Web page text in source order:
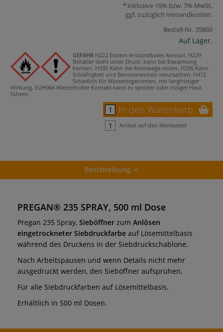
inklusive 19% bzw. 7% MwSt,
ggf. zuzüglich Versandkosten.
Bestell-Nr. 35860
Auf Lager.
GEFAHR H222 Extrem entzündbares Aerosol. H229
Behälter steht unter Druck: kann bei Erwärmung
bersten. H335 Kann die Atemwege reizen. H336 Kann
Schläfrigkeit und Benommenheit verursachen. H412
Schädlich für Wasserorganismen, mit langfristiger
Wirkung. EUH066 Wiederholter Kontakt kann zu spröder oder rissiger Haut
führen.
In den Warenkorb
Artikel auf den Merkzettel
Beschreibung
PREGAN® 235 SPRAY, 500 ml Dose
Pregan 235 Spray, Sieböffner zum Anlösen
eingetrockneter Siebdruckfarbe auf Lösemittelbasis
während des Druckens in der Siebdruckschablone.
Nach Arbeitspausen und wenn Details nicht mehr
ausgedruckt werden, den Sieböffner aufsprühen.
Für alle Siebdruckfarben auf Lösemittelbasis.
Erhältlich in 500 ml Dosen.